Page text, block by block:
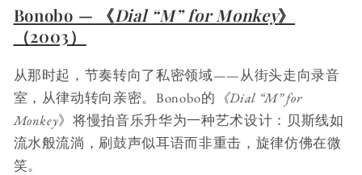
Bonobo — 《Dial “M” for Monkey》
（2003）
从那时起，节奏转向了私密领域——从街头走向录音
室，从律动转向亲密。Bonobo的 《Dial “M” for
Monkey》将慢拍音乐升华为一种艺术设计：贝斯线如
流水般流淌，刷鼓声似耳语而非重击，旋律仿佛在微
笑。